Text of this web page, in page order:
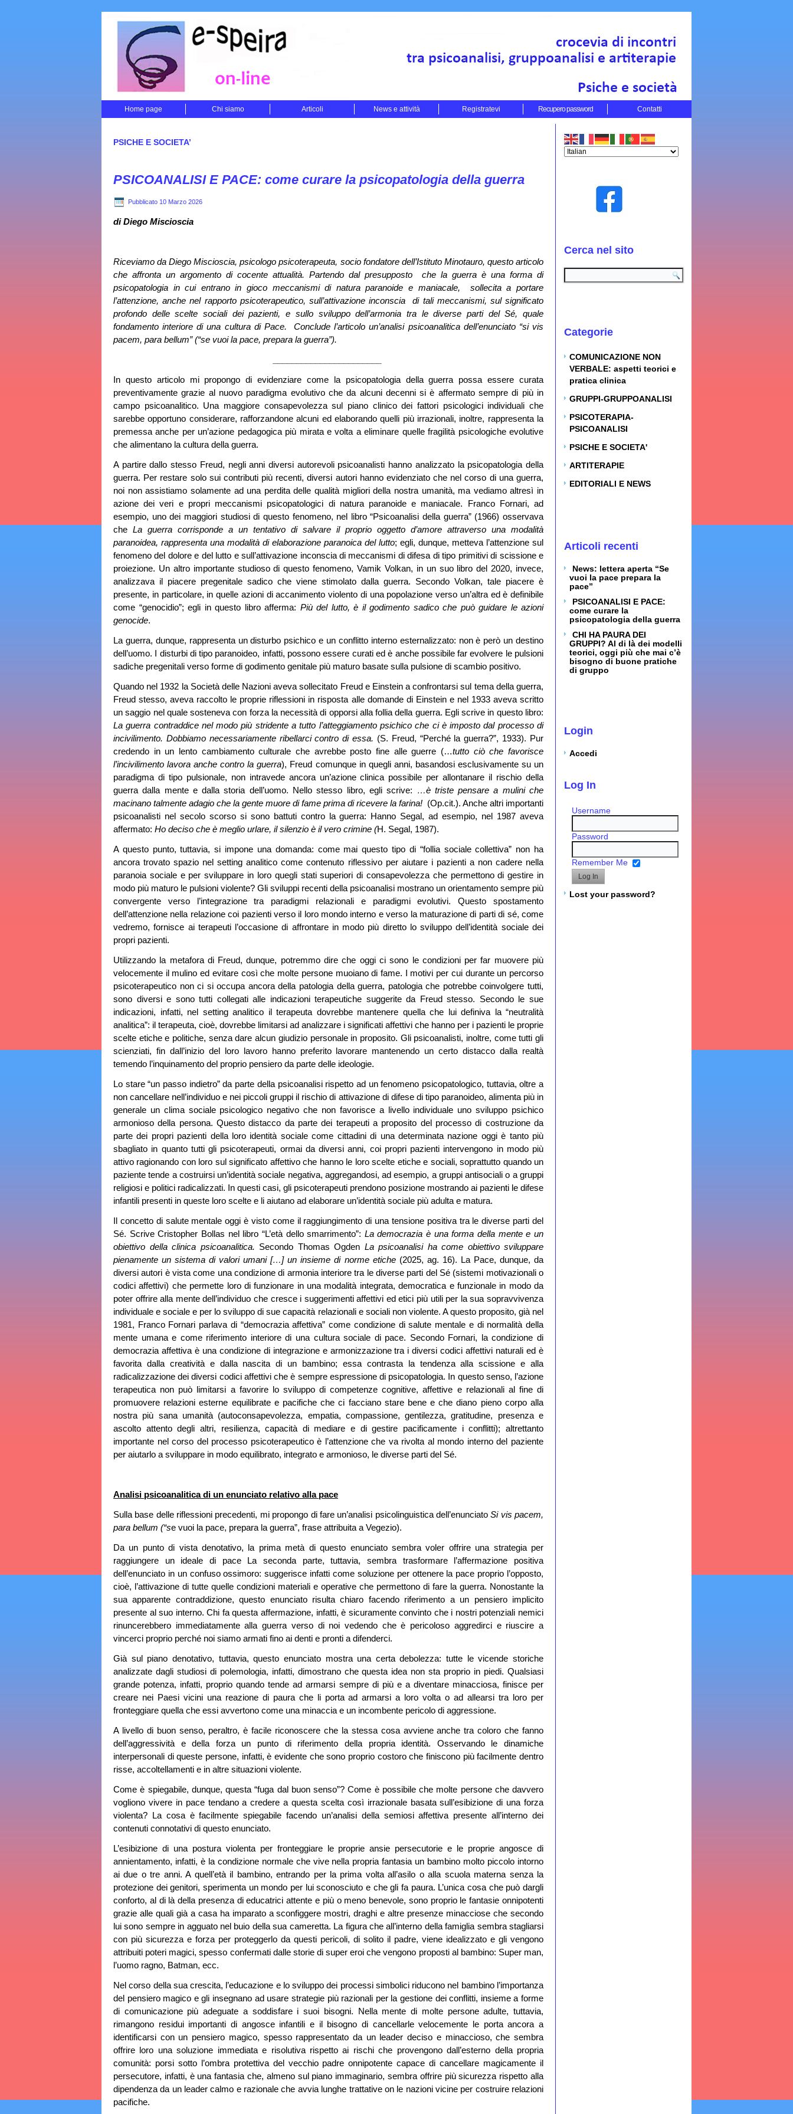
Home page Chi siamo Articoli News e attività Registratevi Recupero password Contatti
PSICHE E SOCIETA’
PSICOANALISI E PACE: come curare la psicopatologia della guerra
Pubblicato 10 Marzo 2026
di Diego Miscioscia
Riceviamo da Diego Miscioscia, psicologo psicoterapeuta, socio fondatore dell’Istituto Minotauro, questo articolo
che affronta un argomento di cocente attualità. Partendo dal presupposto che la guerra è una forma di
psicopatologia in cui entrano in gioco meccanismi di natura paranoide e maniacale, sollecita a portare
l’attenzione, anche nel rapporto psicoterapeutico, sull’attivazione inconscia di tali meccanismi, sul significato
profondo delle scelte sociali dei pazienti, e sullo sviluppo dell’armonia tra le diverse parti del Sé, quale
fondamento interiore di una cultura di Pace. Conclude l’articolo un’analisi psicoanalitica dell’enunciato “si vis
pacem, para bellum” (“se vuoi la pace, prepara la guerra”).
In questo articolo mi propongo di evidenziare come la psicopatologia della guerra possa essere curata
preventivamente grazie al nuovo paradigma evolutivo che da alcuni decenni si è affermato sempre di più in
campo psicoanalitico. Una maggiore consapevolezza sul piano clinico dei fattori psicologici individuali che
sarebbe opportuno considerare, rafforzandone alcuni ed elaborando quelli più irrazionali, inoltre, rappresenta la
premessa anche per un’azione pedagogica più mirata e volta a eliminare quelle fragilità psicologiche evolutive
che alimentano la cultura della guerra.
A partire dallo stesso Freud, negli anni diversi autorevoli psicoanalisti hanno analizzato la psicopatologia della
guerra. Per restare solo sui contributi più recenti, diversi autori hanno evidenziato che nel corso di una guerra,
noi non assistiamo solamente ad una perdita delle qualità migliori della nostra umanità, ma vediamo altresì in
azione dei veri e propri meccanismi psicopatologici di natura paranoide e maniacale. Franco Fornari, ad
esempio, uno dei maggiori studiosi di questo fenomeno, nel libro “Psicoanalisi della guerra” (1966) osservava
che La guerra corrisponde a un tentativo di salvare il proprio oggetto d’amore attraverso una modalità
paranoidea, rappresenta una modalità di elaborazione paranoica del lutto; egli, dunque, metteva l’attenzione sul
fenomeno del dolore e del lutto e sull’attivazione inconscia di meccanismi di difesa di tipo primitivi di scissione e
proiezione. Un altro importante studioso di questo fenomeno, Vamik Volkan, in un suo libro del 2020, invece,
analizzava il piacere pregenitale sadico che viene stimolato dalla guerra. Secondo Volkan, tale piacere è
presente, in particolare, in quelle azioni di accanimento violento di una popolazione verso un’altra ed è definibile
come “genocidio”; egli in questo libro afferma: Più del lutto, è il godimento sadico che può guidare le azioni
genocide.
La guerra, dunque, rappresenta un disturbo psichico e un conflitto interno esternalizzato: non è però un destino
dell’uomo. I disturbi di tipo paranoideo, infatti, possono essere curati ed è anche possibile far evolvere le pulsioni
sadiche pregenitali verso forme di godimento genitale più maturo basate sulla pulsione di scambio positivo.
Quando nel 1932 la Società delle Nazioni aveva sollecitato Freud e Einstein a confrontarsi sul tema della guerra,
Freud stesso, aveva raccolto le proprie riflessioni in risposta alle domande di Einstein e nel 1933 aveva scritto
un saggio nel quale sosteneva con forza la necessità di opporsi alla follia della guerra. Egli scrive in questo libro:
La guerra contraddice nel modo più stridente a tutto l’atteggiamento psichico che ci è imposto dal processo di
incivilimento. Dobbiamo necessariamente ribellarci contro di essa. (S. Freud, “Perché la guerra?”, 1933). Pur
credendo in un lento cambiamento culturale che avrebbe posto fine alle guerre (…tutto ciò che favorisce
l’incivilimento lavora anche contro la guerra), Freud comunque in quegli anni, basandosi esclusivamente su un
paradigma di tipo pulsionale, non intravede ancora un’azione clinica possibile per allontanare il rischio della
guerra dalla mente e dalla storia dell’uomo. Nello stesso libro, egli scrive: …è triste pensare a mulini che
macinano talmente adagio che la gente muore di fame prima di ricevere la farina! (Op.cit.). Anche altri importanti
psicoanalisti nel secolo scorso si sono battuti contro la guerra: Hanno Segal, ad esempio, nel 1987 aveva
affermato: Ho deciso che è meglio urlare, il silenzio è il vero crimine (H. Segal, 1987).
A questo punto, tuttavia, si impone una domanda: come mai questo tipo di “follia sociale collettiva” non ha
ancora trovato spazio nel setting analitico come contenuto riflessivo per aiutare i pazienti a non cadere nella
paranoia sociale e per sviluppare in loro quegli stati superiori di consapevolezza che permettono di gestire in
modo più maturo le pulsioni violente? Gli sviluppi recenti della psicoanalisi mostrano un orientamento sempre più
convergente verso l’integrazione tra paradigmi relazionali e paradigmi evolutivi. Questo spostamento
dell’attenzione nella relazione coi pazienti verso il loro mondo interno e verso la maturazione di parti di sé, come
vedremo, fornisce ai terapeuti l’occasione di affrontare in modo più diretto lo sviluppo dell’identità sociale dei
propri pazienti.
Utilizzando la metafora di Freud, dunque, potremmo dire che oggi ci sono le condizioni per far muovere più
velocemente il mulino ed evitare così che molte persone muoiano di fame. I motivi per cui durante un percorso
psicoterapeutico non ci si occupa ancora della patologia della guerra, patologia che potrebbe coinvolgere tutti,
sono diversi e sono tutti collegati alle indicazioni terapeutiche suggerite da Freud stesso. Secondo le sue
indicazioni, infatti, nel setting analitico il terapeuta dovrebbe mantenere quella che lui definiva la “neutralità
analitica”: il terapeuta, cioè, dovrebbe limitarsi ad analizzare i significati affettivi che hanno per i pazienti le proprie
scelte etiche e politiche, senza dare alcun giudizio personale in proposito. Gli psicoanalisti, inoltre, come tutti gli
scienziati, fin dall’inizio del loro lavoro hanno preferito lavorare mantenendo un certo distacco dalla realtà
temendo l’inquinamento del proprio pensiero da parte delle ideologie.
Lo stare “un passo indietro” da parte della psicoanalisi rispetto ad un fenomeno psicopatologico, tuttavia, oltre a
non cancellare nell’individuo e nei piccoli gruppi il rischio di attivazione di difese di tipo paranoideo, alimenta più in
generale un clima sociale psicologico negativo che non favorisce a livello individuale uno sviluppo psichico
armonioso della persona. Questo distacco da parte dei terapeuti a proposito del processo di costruzione da
parte dei propri pazienti della loro identità sociale come cittadini di una determinata nazione oggi è tanto più
sbagliato in quanto tutti gli psicoterapeuti, ormai da diversi anni, coi propri pazienti intervengono in modo più
attivo ragionando con loro sul significato affettivo che hanno le loro scelte etiche e sociali, soprattutto quando un
paziente tende a costruirsi un’identità sociale negativa, aggregandosi, ad esempio, a gruppi antisociali o a gruppi
religiosi e politici radicalizzati. In questi casi, gli psicoterapeuti prendono posizione mostrando ai pazienti le difese
infantili presenti in queste loro scelte e li aiutano ad elaborare un’identità sociale più adulta e matura.
Il concetto di salute mentale oggi è visto come il raggiungimento di una tensione positiva tra le diverse parti del
Sé. Scrive Cristopher Bollas nel libro “L’età dello smarrimento”: La democrazia è una forma della mente e un
obiettivo della clinica psicoanalitica. Secondo Thomas Ogden La psicoanalisi ha come obiettivo sviluppare
pienamente un sistema di valori umani […] un insieme di norme etiche(2025, ag. 16). La Pace, dunque, da
diversi autori è vista come una condizione di armonia interiore tra le diverse parti del Sé (sistemi motivazionali o
codici affettivi) che permette loro di funzionare in una modalità integrata, democratica e funzionale in modo da
poter offrire alla mente dell’individuo che cresce i suggerimenti affettivi ed etici più utili per la sua sopravvivenza
individuale e sociale e per lo sviluppo di sue capacità relazionali e sociali non violente. A questo proposito, già nel
1981, Franco Fornari parlava di “democrazia affettiva” come condizione di salute mentale e di normalità della
mente umana e come riferimento interiore di una cultura sociale di pace. Secondo Fornari, la condizione di
democrazia affettiva è una condizione di integrazione e armonizzazione tra i diversi codici affettivi naturali ed è
favorita dalla creatività e dalla nascita di un bambino; essa contrasta la tendenza alla scissione e alla
radicalizzazione dei diversi codici affettivi che è sempre espressione di psicopatologia. In questo senso, l’azione
terapeutica non può limitarsi a favorire lo sviluppo di competenze cognitive, affettive e relazionali al fine di
promuovere relazioni esterne equilibrate e pacifiche che ci facciano stare bene e che diano pieno corpo alla
nostra più sana umanità (autoconsapevolezza, empatia, compassione, gentilezza, gratitudine, presenza e
ascolto attento degli altri, resilienza, capacità di mediare e di gestire pacificamente i conflitti); altrettanto
importante nel corso del processo psicoterapeutico è l’attenzione che va rivolta al mondo interno del paziente
per aiutarlo a sviluppare in modo equilibrato, integrato e armonioso, le diverse parti del Sé.
Analisi psicoanalitica di un enunciato relativo alla pace
Sulla base delle riflessioni precedenti, mi propongo di fare un’analisi psicolinguistica dell’enunciatoSi vis pacem,
para bellum (“se vuoi la pace, prepara la guerra”, frase attribuita a Vegezio).
Da un punto di vista denotativo, la prima metà di questo enunciato sembra voler offrire una strategia per
raggiungere un ideale di pace La seconda parte, tuttavia, sembra trasformare l’affermazione positiva
dell’enunciato in un confuso ossimoro: suggerisce infatti come soluzione per ottenere la pace proprio l’opposto,
cioè, l’attivazione di tutte quelle condizioni materiali e operative che permettono di fare la guerra. Nonostante la
sua apparente contraddizione, questo enunciato risulta chiaro facendo riferimento a un pensiero implicito
presente al suo interno. Chi fa questa affermazione, infatti, è sicuramente convinto che i nostri potenziali nemici
rinuncerebbero immediatamente alla guerra verso di noi vedendo che è pericoloso aggredirci e riuscire a
vincerci proprio perché noi siamo armati fino ai denti e pronti a difenderci.
Già sul piano denotativo, tuttavia, questo enunciato mostra una certa debolezza: tutte le vicende storiche
analizzate dagli studiosi di polemologia, infatti, dimostrano che questa idea non sta proprio in piedi. Qualsiasi
grande potenza, infatti, proprio quando tende ad armarsi sempre di più e a diventare minacciosa, finisce per
creare nei Paesi vicini una reazione di paura che li porta ad armarsi a loro volta o ad allearsi tra loro per
fronteggiare quella che essi avvertono come una minaccia e un incombente pericolo di aggressione.
A livello di buon senso, peraltro, è facile riconoscere che la stessa cosa avviene anche tra coloro che fanno
dell’aggressività e della forza un punto di riferimento della propria identità. Osservando le dinamiche
interpersonali di queste persone, infatti, è evidente che sono proprio costoro che finiscono più facilmente dentro
risse, accoltellamenti e in altre situazioni violente.
Come è spiegabile, dunque, questa “fuga dal buon senso”? Come è possibile che molte persone che davvero
vogliono vivere in pace tendano a credere a questa scelta così irrazionale basata sull’esibizione di una forza
violenta? La cosa è facilmente spiegabile facendo un’analisi della semiosi affettiva presente all’interno dei
contenuti connotativi di questo enunciato.
L’esibizione di una postura violenta per fronteggiare le proprie ansie persecutorie e le proprie angosce di
annientamento, infatti, è la condizione normale che vive nella propria fantasia un bambino molto piccolo intorno
ai due o tre anni. A quell’età il bambino, entrando per la prima volta all’asilo o alla scuola materna senza la
protezione dei genitori, sperimenta un mondo per lui sconosciuto e che gli fa paura. L’unica cosa che può dargli
conforto, al di là della presenza di educatrici attente e più o meno benevole, sono proprio le fantasie onnipotenti
grazie alle quali già a casa ha imparato a sconfiggere mostri, draghi e altre presenze minacciose che secondo
lui sono sempre in agguato nel buio della sua cameretta. La figura che all’interno della famiglia sembra stagliarsi
con più sicurezza e forza per proteggerlo da questi pericoli, di solito il padre, viene idealizzato e gli vengono
attribuiti poteri magici, spesso confermati dalle storie di super eroi che vengono proposti al bambino: Super man,
l’uomo ragno, Batman, ecc.
Nel corso della sua crescita, l’educazione e lo sviluppo dei processi simbolici riducono nel bambino l’importanza
del pensiero magico e gli insegnano ad usare strategie più razionali per la gestione dei conflitti, insieme a forme
di comunicazione più adeguate a soddisfare i suoi bisogni. Nella mente di molte persone adulte, tuttavia,
rimangono residui importanti di angosce infantili e il bisogno di cancellarle velocemente le porta ancora a
identificarsi con un pensiero magico, spesso rappresentato da un leader deciso e minaccioso, che sembra
offrire loro una soluzione immediata e risolutiva rispetto ai rischi che provengono dall’esterno della propria
comunità: porsi sotto l’ombra protettiva del vecchio padre onnipotente capace di cancellare magicamente il
persecutore, infatti, è una fantasia che, almeno sul piano immaginario, sembra offrire più sicurezza rispetto alla
dipendenza da un leader calmo e razionale che avvia lunghe trattative on le nazioni vicine per costruire relazioni
pacifiche.
Cerca nel sito
Categorie
COMUNICAZIONE NON
VERBALE: aspetti teorici e
pratica clinica
GRUPPI-GRUPPOANALISI
PSICOTERAPIA-
PSICOANALISI
PSICHE E SOCIETA'
ARTITERAPIE
EDITORIALI E NEWS
Articoli recenti
News: lettera aperta “Se
vuoi la pace prepara la
pace”
PSICOANALISI E PACE:
come curare la
psicopatologia della guerra
CHI HA PAURA DEI
GRUPPI? Al di là dei modelli
teorici, oggi più che mai c’è
bisogno di buone pratiche
di gruppo
Login
Accedi
Log In
Username
Password
Remember Me
Lost your password?